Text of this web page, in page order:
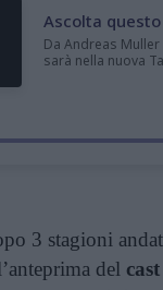
Ascolta
Da Andreas Muller
sarà nella nuova
3 stagioni
del cast